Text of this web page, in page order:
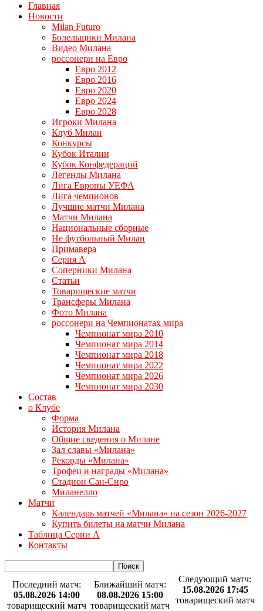
Главная
Новости
Milan Futuro
Болельщики Милана
Видео Милана
россонери на Евро
Евро 2012
Евро 2016
Евро 2020
Евро 2024
Евро 2028
Игроки Милана
Клуб Милан
Конкурсы
Кубок Италии
Кубок Конфедераций
Легенды Милана
Лига Европы УЕФА
Лига чемпионов
Лучшие матчи Милана
Матчи Милана
Национальные сборные
Не футбольный Милан
Примавера
Серия А
Соперники Милана
Статьи
Товарищеские матчи
Трансферы Милана
Фото Милана
россонери на Чемпионатах мира
Чемпионат мира 2010
Чемпионат мира 2014
Чемпионат мира 2018
Чемпионат мира 2022
Чемпионат мира 2026
Чемпионат мира 2030
Состав
о Клубе
Форма
История Милана
Общие сведения о Милане
Зал славы «Милана»
Рекорды «Милана»
Трофеи и награды «Милана»
Стадион Сан-Сиро
Миланелло
Матчи
Календарь матчей «Милана» на сезон 2026-2027
Купить билеты на матчи Милана
Таблица Серии А
Контакты
Последний матч:
05.08.2026 14:00
товарищеский матч
Ближайший матч:
08.08.2026 15:00
товарищеский матч
Следующий матч:
15.08.2026 17:45
товарищеский матч